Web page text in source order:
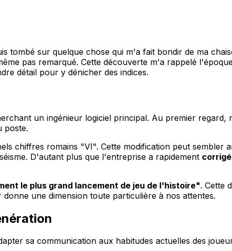
sur quelque chose qui m'a fait bondir de ma
pas remarqué. Cette découverte m'a rappelé
détail pour y dénicher des indices.
un ingénieur logiciel principal. Au premier regard,
poste.
chiffres romains "VI". Cette modification peut sembler
D'autant plus que l'entreprise a rapidement
le plus grand lancement de jeu de l'histoire". Cette
une dimension toute particulière à nos attentes.
sa communication aux habitudes actuelles des